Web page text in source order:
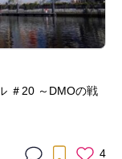
＃20 ～DMOの戦
4